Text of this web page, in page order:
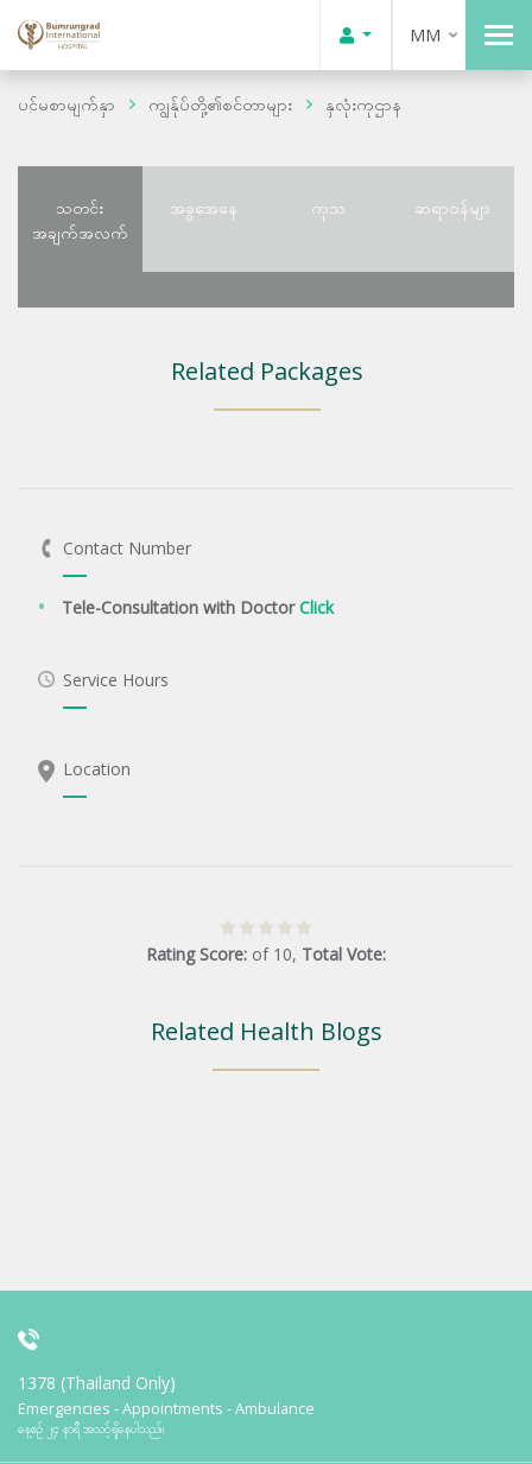
MM
ပင်မစာမျက်နှာ ကျွန်ုပ်တို့၏စင်တာများ နှလုံးကုဌာန
သတင်း
အချက်အလက်
အခွအေနေ ကုသ ဆရာဝန်မျာ
Related Packages
Contact Number
Tele-Consultation with DoctorClick
Service Hours
Location
Rating Score: of 10, Total Vote:
Related Health Blogs
1378 (Thailand Only)
Emergencies - Appointments - Ambulance
နေ့စဉ် ၂၄ နာရီ အသင့်ရှိနေပါသည်။